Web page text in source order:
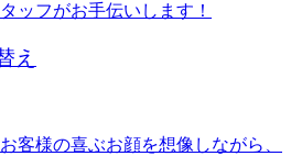
ッフがお手伝いします！
え
客様の喜ぶお顔を想像しながら、